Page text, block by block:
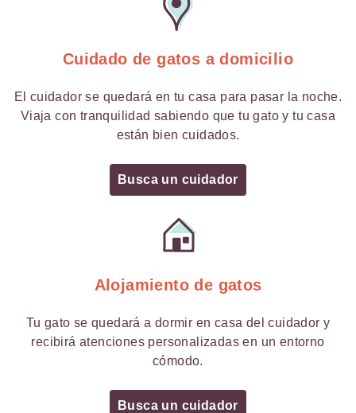
Cuidado de gatos a domicilio
El cuidador se quedará en tu casa para pasar la noche.
Viaja con tranquilidad sabiendo que tu gato y tu casa
están bien cuidados.
Busca un cuidador
Alojamiento de gatos
Tu gato se quedará a dormir en casa del cuidador y
recibirá atenciones personalizadas en un entorno
cómodo.
Busca un cuidador